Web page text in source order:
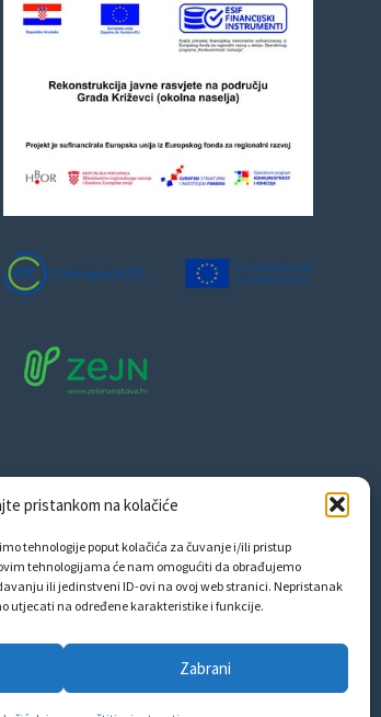
pristankom na kolačiće
tehnologije poput kolačića za čuvanje i/ili pristup
tehnologijama će nam omogućiti da obrađujemo
ili jedinstveni ID-ovi na ovoj web stranici. Nepristanak
utjecati na određene karakteristike i funkcije.
Zabrani